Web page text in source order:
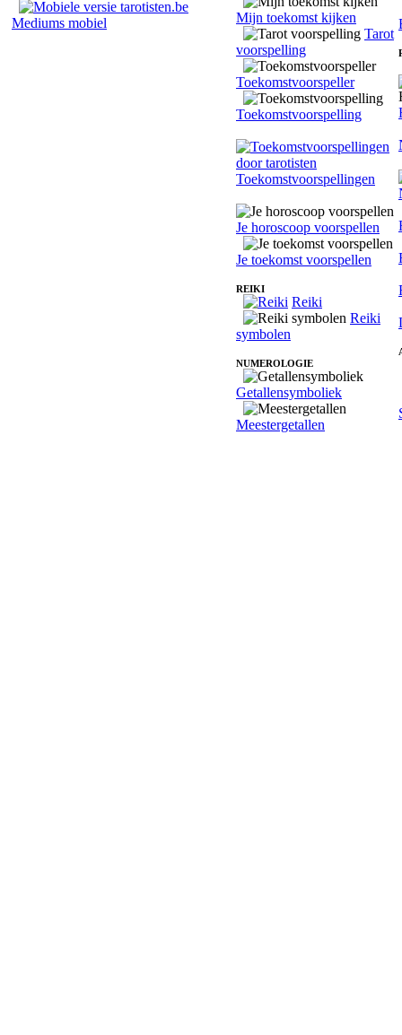
Mediums mobiel
Mijn toekomst kijken
Tarot
voorspelling
Toekomstvoorspeller
Toekomstvoorspelling
Toekomstvoorspellingen
Je horoscoop voorspellen
Je toekomst voorspellen
REIKI
Reiki
Reiki
symbolen
NUMEROLOGIE
Getallensymboliek
Meestergetallen